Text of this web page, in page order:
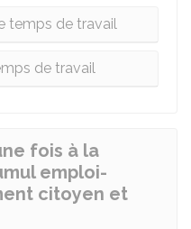
temps de travail
de travail
fois à la
emploi-
citoyen et